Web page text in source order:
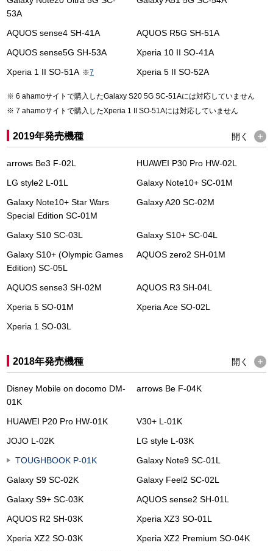
53A
AQUOS sense4 SH-41A
AQUOS R5G SH-51A
AQUOS sense5G SH-53A
Xperia 10 II SO-41A
Xperia 1 II SO-51A ※7 Xperia 5 II SO-52A
6 ahamoサイトで購入したGalaxy S20 5G SC-51Aには対応していません
7 ahamoサイトで購入したXperia 1 II SO-51Aには対応していません
2019年発売機種 開く
arrows Be3 F-02L
HUAWEI P30 Pro HW-02L
LG style2 L-01L
Galaxy Note10+ SC-01M
Galaxy Note10+ Star Wars
Special Edition SC-01M
Galaxy A20 SC-02M
Galaxy S10 SC-03L
Galaxy S10+ SC-04L
Galaxy S10+ (Olympic Games
Edition) SC-05L
AQUOS zero2 SH-01M
AQUOS sense3 SH-02M
AQUOS R3 SH-04L
Xperia 5 SO-01M
Xperia Ace SO-02L
Xperia 1 SO-03L
2018年発売機種 開く
Disney Mobile on docomo DM-
01K
arrows Be F-04K
HUAWEI P20 Pro HW-01K
V30+ L-01K
JOJO L-02K
LG style L-03K
TOUGHBOOK P-01K
Galaxy Note9 SC-01L
Galaxy S9 SC-02K
Galaxy Feel2 SC-02L
Galaxy S9+ SC-03K
AQUOS sense2 SH-01L
AQUOS R2 SH-03K
Xperia XZ3 SO-01L
Xperia XZ2 SO-03K
Xperia XZ2 Premium SO-04K